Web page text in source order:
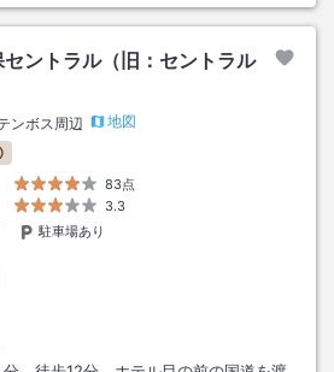
ントラル（旧：セントラル
ンボス周辺
地図
83点
3.3
駐車場あり